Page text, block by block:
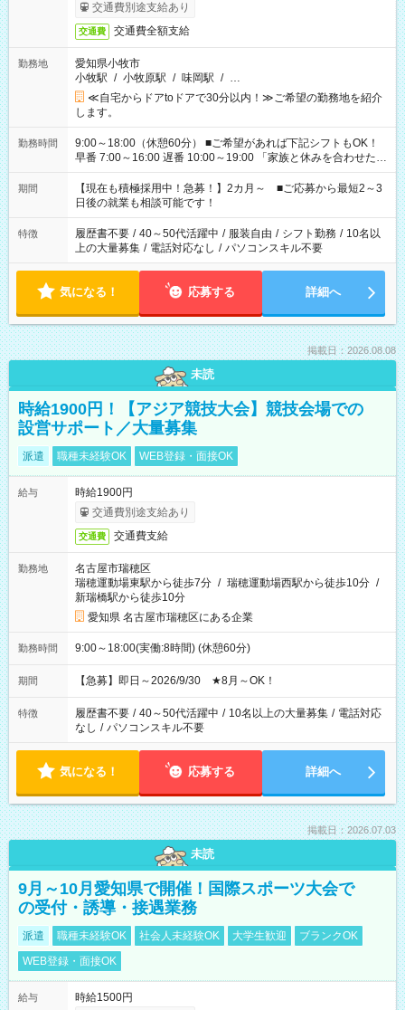
交通費別途支給あり
交通費 交通費全額支給
勤務地
愛知県小牧市
小牧駅 / 小牧原駅 / 味岡駅 / …
≪自宅からドアtoドアで30分以内！≫ご希望の勤務地を紹介
します。
勤務時間
9:00～18:00（休憩60分） ■ご希望があれば下記シフトもOK！
早番 7:00～16:00 遅番 10:00～19:00 「家族と休みを合わせた
い」 「余裕を持って夕飯の準備がしたい」 「できれば残業はし
たくない」 など、ご希望を教えてくださいね。 ※Wワーク希望
の方へ 今ご覧のお仕事で希望する勤務時間と、もう1つのお仕事
の勤務時間。 合計で週40時間を超える場合は応募できません。
期間
【現在も積極採用中！急募！】2カ月～ ■ご応募から最短2～3
日後の就業も相談可能です！
特徴 履歴書不要 / 40～50代活躍中 / 服装自由 / シフト勤務 / 10名以
上の大量募集 / 電話対応なし / パソコンスキル不要
気になる！ 応募する 詳細へ
掲載日：2026.08.08
未読
時給1900円！【アジア競技大会】競技会場での
設営サポート／大量募集
派遣 職種未経験OK WEB登録・面接OK
給与
時給1900円
交通費別途支給あり
交通費 交通費支給
勤務地
名古屋市瑞穂区
瑞穂運動場東駅から徒歩7分 / 瑞穂運動場西駅から徒歩10分 /
新瑞橋駅から徒歩10分
愛知県 名古屋市瑞穂区にある企業
勤務時間 9:00～18:00(実働:8時間) (休憩60分)
期間 【急募】即日～2026/9/30 ★8月～OK！
特徴 履歴書不要 / 40～50代活躍中 / 10名以上の大量募集 / 電話対応
なし / パソコンスキル不要
気になる！ 応募する 詳細へ
掲載日：2026.07.03
未読
9月～10月愛知県で開催！国際スポーツ大会で
の受付・誘導・接遇業務
派遣 職種未経験OK 社会人未経験OK 大学生歓迎
ブランクOK
WEB登録・面接OK
給与
時給1500円